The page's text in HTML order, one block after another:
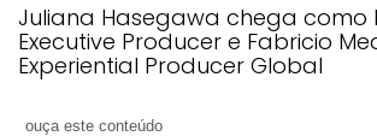
Juliana Hasegawa chega como
Executive Producer e Fabricio
Experiential Producer Global
ouça este conteúdo